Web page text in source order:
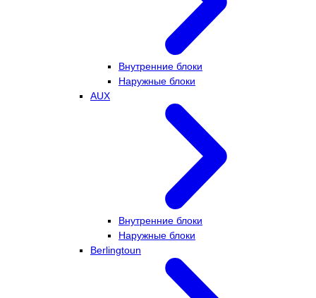
Внутренние блоки
Наружные блоки
AUX
Внутренние блоки
Наружные блоки
Berlingtoun